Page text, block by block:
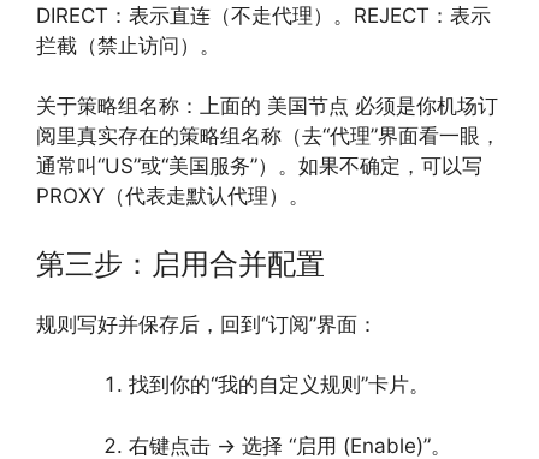
DIRECT：表示直连（不走代理）。REJECT：表示
拦截（禁止访问）。
关于策略组名称：上面的 美国节点 必须是你机场订
阅里真实存在的策略组名称（去“代理”界面看一眼，
通常叫“US”或“美国服务”）。如果不确定，可以写
PROXY（代表走默认代理）。
第三步：启用合并配置
规则写好并保存后，回到“订阅”界面：
找到你的“我的自定义规则”卡片。
右键点击 -> 选择 “启用 (Enable)”。